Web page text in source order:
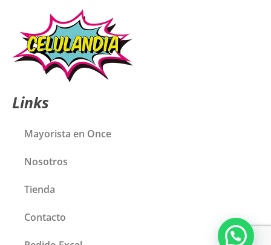
Links
Mayorista en Once
Nosotros
Tienda
Contacto